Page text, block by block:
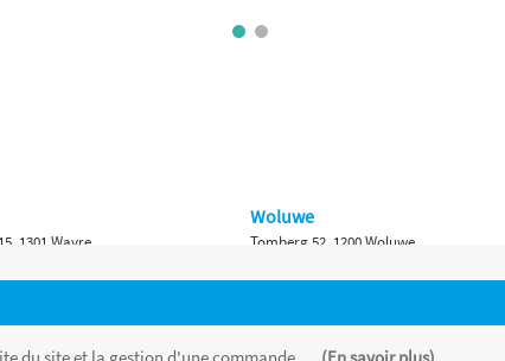
1301 Wavre
315, 1410 Waterloo
Woluwe
Tomberg 52, 1200 Woluwe
Namur